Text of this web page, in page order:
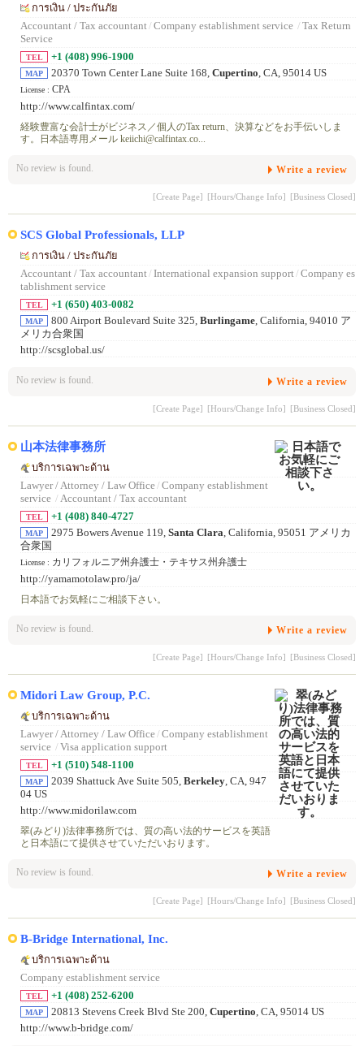
การเงิน / ประกันภัย
Accountant / Tax accountant/ Company establishment service / Tax Return
Service
TEL +1 (408) 996-1900
MAP 20370 Town Center Lane Suite 168, Cupertino, CA, 95014 US
License : CPA
http://www.calfintax.com/
経験豊富な会計士がビジネス／個人のTax return、決算などをお手伝いしま
す。日本語専用メール keiichi@calfintax.co...
No review is found. Write a review
[Create Page] [Hours/Change Info] [Business Closed]
SCS Global Professionals, LLP
การเงิน / ประกันภัย
Accountant / Tax accountant / International expansion support / Company es
tablishment service
TEL +1 (650) 403-0082
MAP 800 Airport Boulevard Suite 325, Burlingame , California, 94010 ア
メリカ合衆国
http://scsglobal.us/
No review is found. Write a review
[Create Page] [Hours/Change Info] [Business Closed]
山本法律事務所
บริการเฉพาะด้าน
Lawyer / Attorney / Law Office/ Company establishment
service / Accountant / Tax accountant
TEL +1 (408) 840-4727
MAP 2975 Bowers Avenue 119, Santa Clara, California, 95051 アメリカ
合衆国
License : カリフォルニア州弁護士・テキサス州弁護士
http://yamamotolaw.pro/ja/
日本語でお気軽にご相談下さい。
No review is found. Write a review
[Create Page] [Hours/Change Info] [Business Closed]
Midori Law Group, P.C.
บริการเฉพาะด้าน
Lawyer / Attorney / Law Office/ Company establishment
service / Visa application support
TEL +1 (510) 548-1100
MAP 2039 Shattuck Ave Suite 505, Berkeley, CA, 947
04 US
http://www.midorilaw.com
翠(みどり)法律事務所では、質の高い法的サービスを英語
と日本語にて提供させていただいおります。
No review is found. Write a review
[Create Page] [Hours/Change Info] [Business Closed]
B-Bridge International, Inc.
บริการเฉพาะด้าน
Company establishment service
TEL +1 (408) 252-6200
MAP 20813 Stevens Creek Blvd Ste 200, Cupertino , CA, 95014 US
http://www.b-bridge.com/